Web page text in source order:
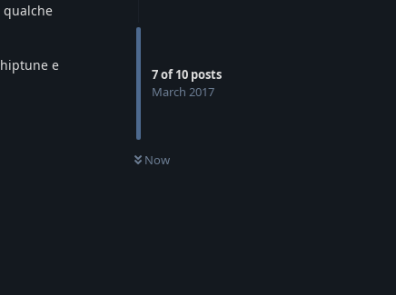
7of10 posts
March 2017
Now
qualche
e